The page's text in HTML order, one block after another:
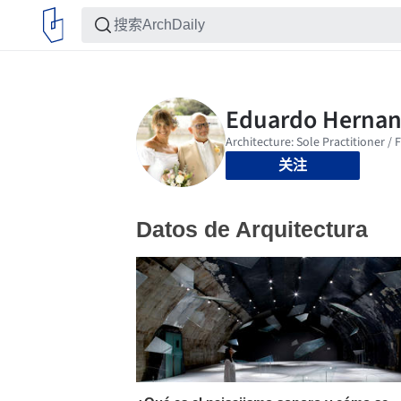
关注
Datos de Arquitectura